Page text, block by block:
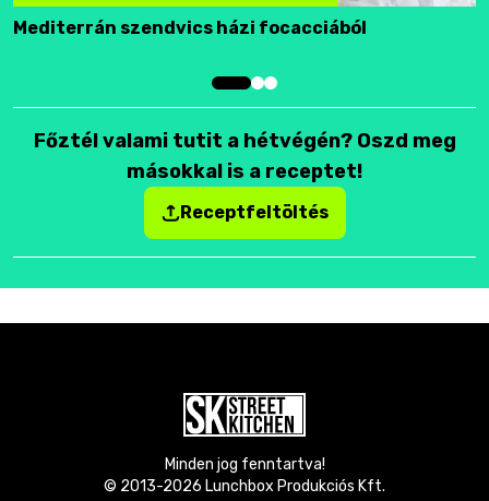
Mediterrán szendvics házi focacciából
Főztél valami tutit a hétvégén? Oszd meg
másokkal is a receptet!
Receptfeltöltés
Minden jog fenntartva!
© 2013-2026 Lunchbox Produkciós Kft.